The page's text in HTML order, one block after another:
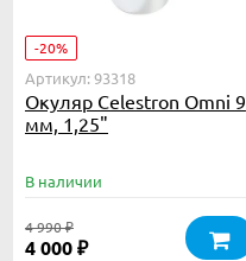
-20%
Артикул: 93318
Окуляр Celestron Omni 9
мм, 1,25"
В наличии
4 990₽
4 000 ₽